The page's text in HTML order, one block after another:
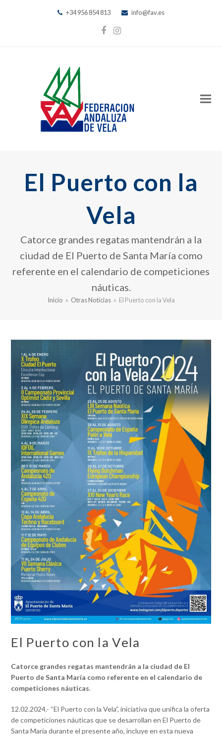
+34 956 854 813 info@fav.es
Facebook
Instagram
El Puerto con la
Vela
Catorce grandes regatas mantendrán a la
ciudad de El Puerto de Santa María como
referente en el calendario de competiciones
náuticas.
Inicio » Otras Noticias » El Puerto con la Vela
El Puerto con la Vela
Catorce grandes regatas mantendrán a la ciudad de El
Puerto de Santa María como referente en el calendario de
competiciones náuticas.
12.02.2024.- “El Puerto con la Vela”, iniciativa que unifica la oferta
de competiciones náuticas que se desarrollan en El Puerto de
Santa María durante el presente año, incluye en esta nueva